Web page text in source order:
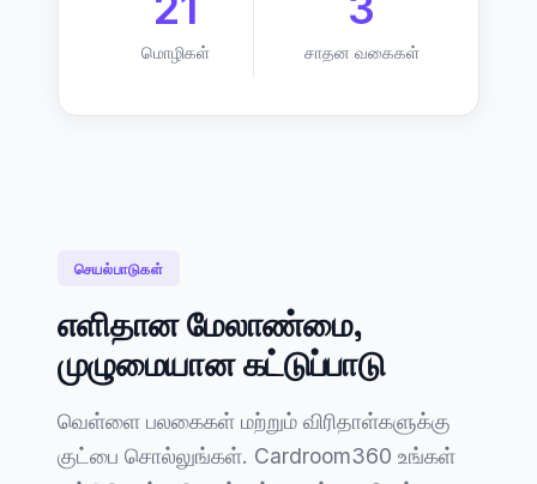
மொழிகள் சாதன வகைகள்
செயல்பாடுகள்
எளிதான மேலாண்மை,
முழுமையான கட்டுப்பாடு
வெள்ளை பலகைகள் மற்றும் விரிதாள்களுக்கு
குட்பை சொல்லுங்கள். Cardroom360 உங்கள்